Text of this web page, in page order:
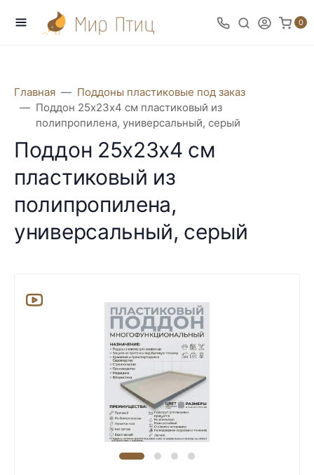
0
Главная
Поддоны пластиковые под заказ
Поддон 25х23х4 см пластиковый из
полипропилена, универсальный, серый
Поддон 25х23х4 см
пластиковый из
полипропилена,
универсальный, серый